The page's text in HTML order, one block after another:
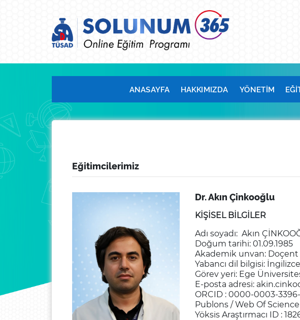
ANASAYFA HAKKIMIZDA YÖNETİM
Eğitimcilerimiz
Dr. Akın Çinkooğlu
KİŞİSEL BİLGİLER
Adı soyadı: Akın
Doğum tarihi: 01.09.1985
Akademik unvan:
Yabancı dil bilgisi: İngilizce
Görev yeri: Ege
E-posta adresi:
ORCID : 0000-0003-
Publons / Web Of
Yöksis Araştırmacı ID :